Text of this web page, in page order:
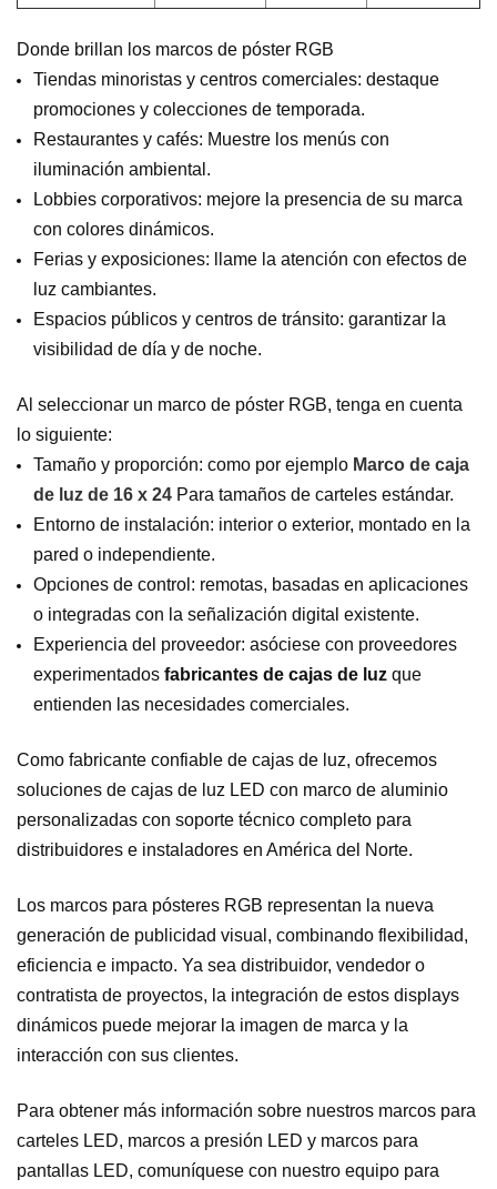
Donde brillan los marcos de póster RGB
Tiendas minoristas y centros comerciales: destaque
promociones y colecciones de temporada.
Restaurantes y cafés: Muestre los menús con
iluminación ambiental.
Lobbies corporativos: mejore la presencia de su marca
con colores dinámicos.
Ferias y exposiciones: llame la atención con efectos de
luz cambiantes.
Espacios públicos y centros de tránsito: garantizar la
visibilidad de día y de noche.
Al seleccionar un marco de póster RGB, tenga en cuenta
lo siguiente:
Tamaño y proporción: como por ejemplo Marco de caja
de luz de 16 x 24 Para tamaños de carteles estándar.
Entorno de instalación: interior o exterior, montado en la
pared o independiente.
Opciones de control: remotas, basadas en aplicaciones
o integradas con la señalización digital existente.
Experiencia del proveedor: asóciese con proveedores
experimentados fabricantes de cajas de luz que
entienden las necesidades comerciales.
Como fabricante confiable de cajas de luz, ofrecemos
soluciones de cajas de luz LED con marco de aluminio
personalizadas con soporte técnico completo para
distribuidores e instaladores en América del Norte.
Los marcos para pósteres RGB representan la nueva
generación de publicidad visual, combinando flexibilidad,
eficiencia e impacto. Ya sea distribuidor, vendedor o
contratista de proyectos, la integración de estos displays
dinámicos puede mejorar la imagen de marca y la
interacción con sus clientes.
Para obtener más información sobre nuestros marcos para
carteles LED, marcos a presión LED y marcos para
pantallas LED, comuníquese con nuestro equipo para